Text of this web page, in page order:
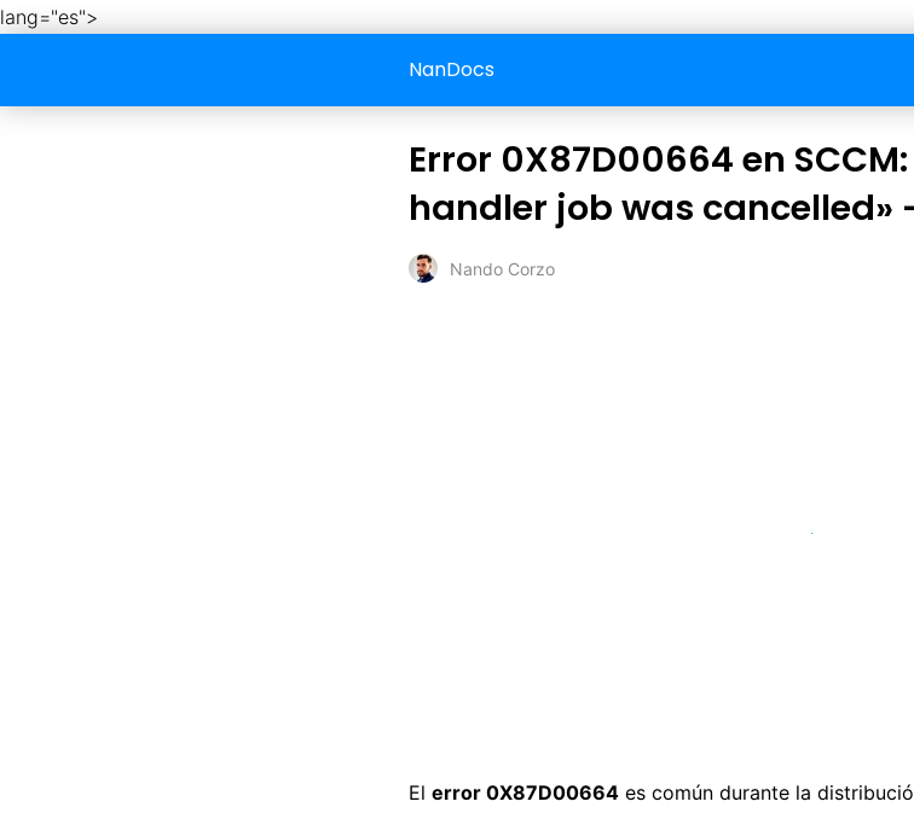
lang="es">
NanDocs
Error 0X87D00664 en
handler job was cancelled»
Nando Corzo
El error 0X87D00664 es común durante la